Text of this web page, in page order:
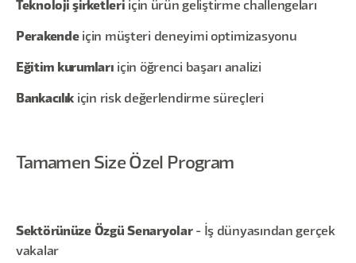
Teknoloji şirketleri için ürün geliştirme challengeları
Perakendeiçin müşteri deneyimi optimizasyonu
Eğitim kurumları için öğrenci başarı analizi
Bankacılık için risk değerlendirme süreçleri
Tamamen Size Özel Program
Sektörünüze Özgü Senaryolar- İş dünyasından gerçek
vakalar